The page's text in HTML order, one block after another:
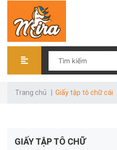
Trang chủ Giấy tập tô chữ cái
GIẤY TẬP TÔ CHỮ